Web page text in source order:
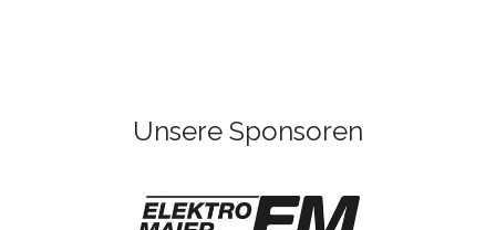
Unsere Sponsoren